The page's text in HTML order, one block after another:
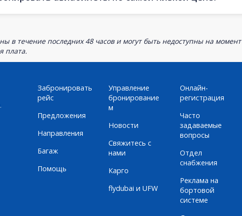
в течение последних 48 часов и могут быть недоступны на
плата.
Забронировать
рейс
Предложения
Направления
Багаж
Помощь
Управление
бронирование
м
Новости
Свяжитесь с
нами
Карго
flydubai и UFW
Онлайн-
регистрация
Часто
задаваемые
вопросы
Отдел
снабжения
Реклама на
бортовой
системе